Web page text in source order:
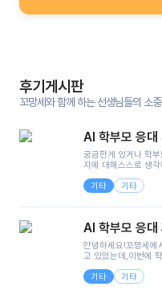
후기게시판
꼬망세와 함께 하는 선생님들의 소중
AI 학부모 응대
궁금한게 있거나 학
지에 대해스스로 생
려니 어려울때가...^^(
피티나 제미나이는
정보를 제공하면서
으셔서 고민이 됐는
면..)그리고 제가 신입
좋은거 같아요지금은
말 어려워서 항상다
쓸 때도 좀 도움이 되
기타 기타
AI 학부모 응대
안녕하세요!꼬망세에
고 있었는데,이번에
님 응대에 더 많은 부
겪은 일과 학부모님
기타 기타